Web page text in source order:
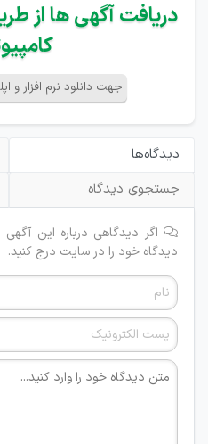
دریافت آگهی ها از
جهت دانلود نرم افزار و
دیدگاه‌ها
جستجوی دیدگاه
اگر دیدگاهی درباره این آگهی
دیدگاه خود را در سایت درج کنید.